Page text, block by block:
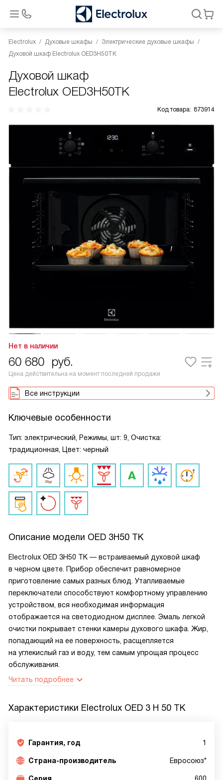
Electrolux Духовые шкафы
Электрические духовые шкафы
Духовой шкаф Electrolux OED3H50TK
Духовой шкаф
Electrolux OED3H50TK
Код товара: 873914
Нет в наличии
60 680 руб.
Цена действительна на момент последней продажи
Все инструкции
Ключевые особенности
Тип: электрический, Режимы, шт: 9, Очистка:
традиционная, Цвет: черный
Описание модели OED 3H50 TK
Electrolux OED 3H50 TK — встраиваемый духовой шкаф
в черном цвете. Прибор обеспечит равномерное
приготовление самых разных блюд. Утапливаемые
переключатели способствуют комфортному управлению
устройством, вся необходимая информация
отображается на светодиодном дисплее. Эмаль легкой
очистки покрывает стенки камеры духового шкафа. Жир,
попадающий на ее поверхность, расщепляется
на углекислый газ и воду, тем самым упрощая процесс
обслуживания.
Читать подробнее
Характеристики Electrolux OED 3 H 50 TK
Гарантия, год 1
Страна-производитель Евросоюз*